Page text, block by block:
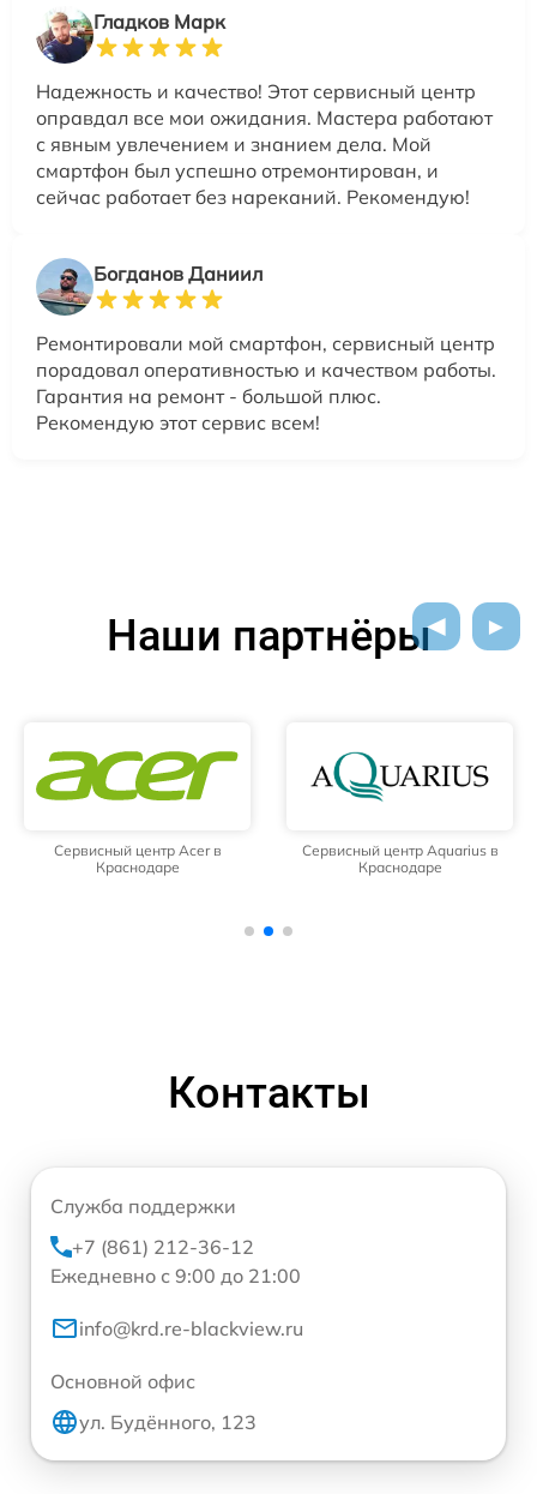
Гладков Марк
Надежность и качество! Этот сервисный центр
оправдал все мои ожидания. Мастера работают
с явным увлечением и знанием дела. Мой
смартфон был успешно отремонтирован, и
сейчас работает без нареканий. Рекомендую!
Богданов Даниил
Ремонтировали мой смартфон, сервисный центр
порадовал оперативностью и качеством работы.
Гарантия на ремонт - большой плюс.
Рекомендую этот сервис всем!
Наши партнёры
Сервисный центр Acer в
Краснодаре
Сервисный центр Aquarius в
Краснодаре
Контакты
Служба поддержки
+7 (861) 212-36-12
Ежедневно с 9:00 до 21:00
info@krd.re-blackview.ru
Основной офис
ул. Будённого, 123